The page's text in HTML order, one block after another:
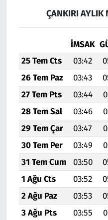
ÇANKIRI AYLIK
İMSAK
25 Tem Cts
03:42
26 Tem Paz
03:43
27 Tem Pts
03:44
28 Tem Sal
03:46
29 Tem Çar
03:47
30 Tem Per
03:49
31 Tem Cum
03:50
1 Ağu Cts
03:52
2 Ağu Paz
03:53
3 Ağu Pts
03:55